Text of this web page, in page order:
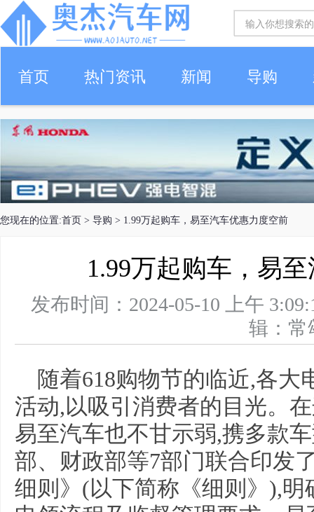
首页 热门资讯 新闻 导购
您现在的位置:首页 > 导购 > 1.99万起购车，易至汽车优惠力度空前
1.99万起购车，易
发布时间：2024-05-10 上午
辑：
随着618购物节的临近,各
活动,以吸引消费者的目光。
易至汽车也不甘示弱,携多款
部、财政部等7部门联合印发
细则》(以下简称《细则》),